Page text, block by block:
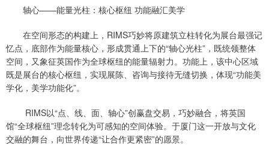
轴心——能量光柱：核心枢纽 功能融汇美学
在空间形态的构建上，RIMS巧妙将原建筑立柱转化为展台最强记
忆点，底部作为能量核心，形成贯通上下的“轴心光柱”，既统领整体
空间，又象征英国作为全球枢纽的能量辐射力。功能上，该中心区域
既是展台的核心枢纽，实现展陈、咨询与接待无缝切换，体现“功能美
学化，美学功能化”。
RIMS以“点、线、面、轴心”创赢盘交易，巧妙融合，将英国
馆“全球枢纽”理念转化为可感知的空间体验。于厦门这一开放与文化
交融的舞台，向世界传递“让合作更紧密”的愿景。